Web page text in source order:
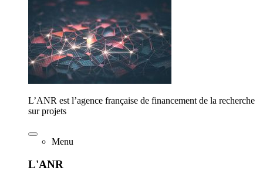
L’ANR est l’agence française de financement de la recherche
sur projets
Menu
L'ANR